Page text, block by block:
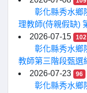
彰化縣秀水鄉
理教師(侍親假缺)
2026-07-15
102
彰化縣秀水鄉
教師第三階段甄選
2026-07-23
96
彰化縣秀水鄉